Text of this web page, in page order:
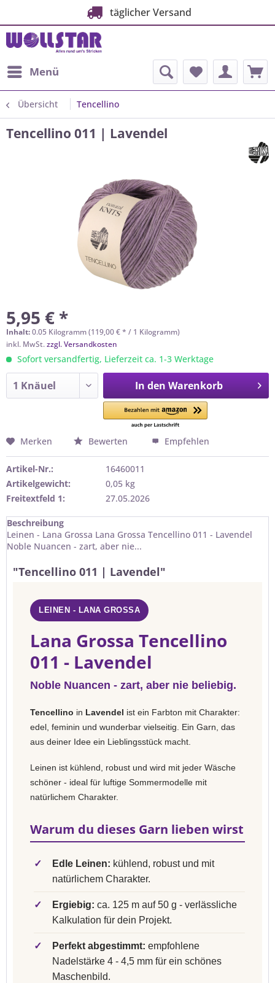
täglicher Versand
Menü
Übersicht Tencellino
Tencellino 011 | Lavendel
5,95 € *
Inhalt:0.05 Kilogramm (119,00 € * / 1 Kilogramm)
inkl. MwSt.zzgl. Versandkosten
Sofort versandfertig, Lieferzeit ca. 1-3 Werktage
In den Warenkorb
Merken Bewerten Empfehlen
Artikel-Nr.:
16460011
Artikelgewicht:
0,05 kg
Freitextfeld 1:
27.05.2026
Beschreibung
Leinen - Lana Grossa Lana Grossa Tencellino 011 - Lavendel
Noble Nuancen - zart, aber nie...
"Tencellino 011 | Lavendel"
LEINEN - LANA GROSSA
Lana Grossa Tencellino
011 - Lavendel
Noble Nuancen - zart, aber nie beliebig.
Tencellino in Lavendel ist ein Farbton mit Charakter:
edel, feminin und wunderbar vielseitig. Ein Garn, das
aus deiner Idee ein Lieblingsstück macht.
Leinen ist kühlend, robust und wird mit jeder Wäsche
schöner - ideal für luftige Sommermodelle mit
natürlichem Charakter.
Warum du dieses Garn lieben wirst
✓ Edle Leinen: kühlend, robust und mit
natürlichem Charakter.
✓ Ergiebig: ca. 125 m auf 50 g - verlässliche
Kalkulation für dein Projekt.
✓ Perfekt abgestimmt: empfohlene
Nadelstärke 4 - 4,5 mm für ein schönes
Maschenbild.